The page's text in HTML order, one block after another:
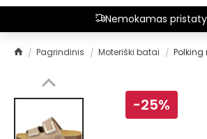
Nemokamas
Pagrindinis Moteriški batai Polking
-25%